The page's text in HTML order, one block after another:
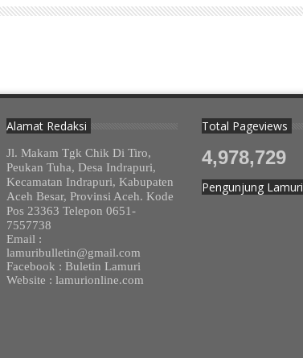
Alamat Redaksi
Jl. Makam Tgk Chik Di Tiro,
Peukan Tuha, Desa Indrapuri,
Kecamatan Indrapuri, Kabupaten
Aceh Besar, Provinsi Aceh. Kode
Pos 23363 Telepon 0651-
7557738
Email :
lamuribulletin@gmail.com
Facebook : Buletin Lamuri
Website : lamurionline.com
Total Pageviews
4,978,729
Pengunjung Lamuri